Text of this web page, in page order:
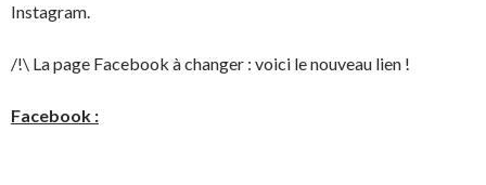
Instagram.
/!\ La page Facebook à changer : voici le nouveau lien !
Facebook :